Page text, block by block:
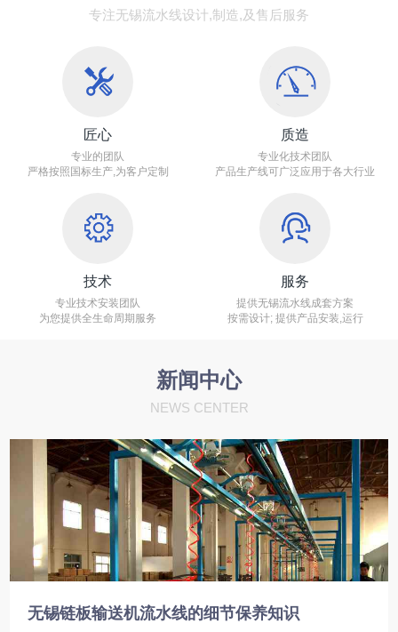
专注无锡流水线设计,制造,及售后服务
匠心
专业的团队
严格按照国标生产,为客户定制
质造
专业化技术团队
产品生产线可广泛应用于各大行业
技术
专业技术安装团队
为您提供全生命周期服务
服务
提供无锡流水线成套方案
按需设计; 提供产品安装,运行
新闻中心
NEWS CENTER
无锡链板输送机流水线的细节保养知识